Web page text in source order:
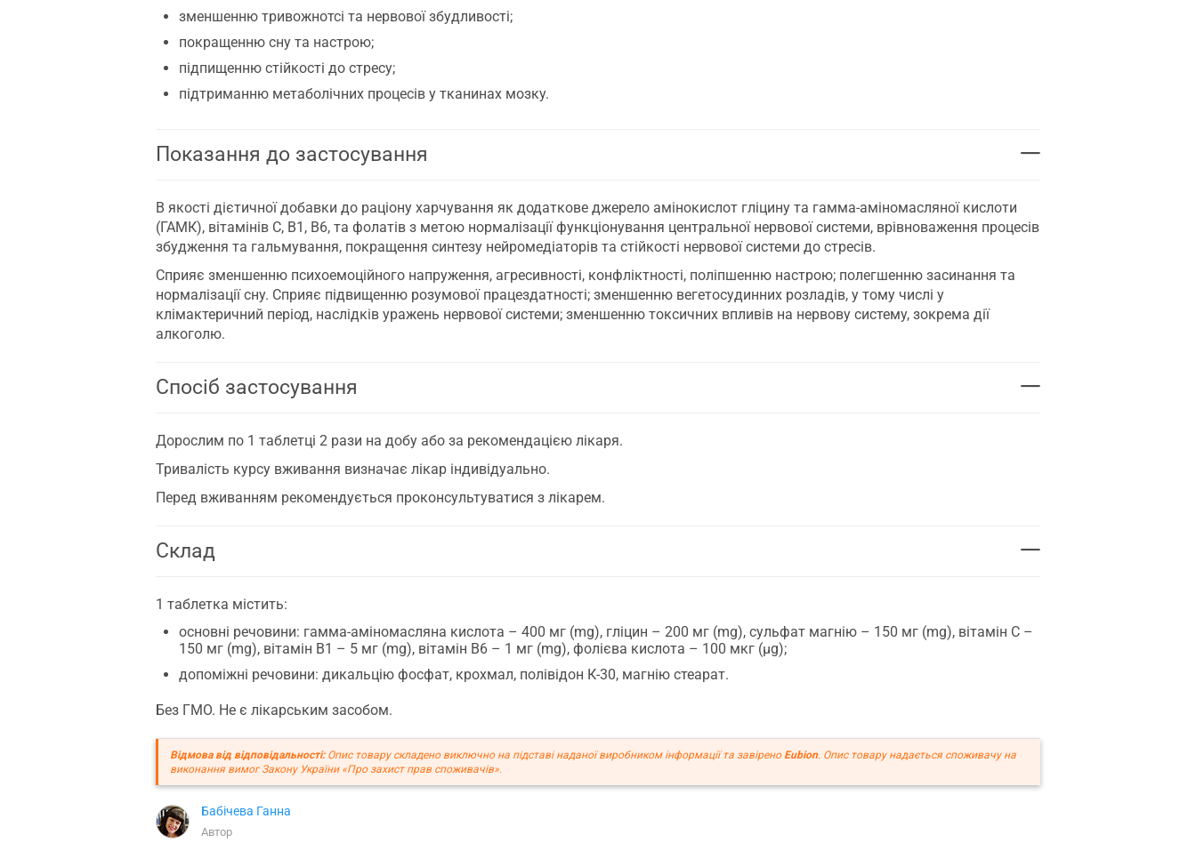
зменшенню тривожнотсі та нервової збудливості;
покращенню сну та настрою;
підпищенню стійкості до стресу;
підтриманню метаболічних процесів у тканинах мозку.
Показання до застосування
В якості дієтичної добавки до раціону харчування як додаткове джерело амінокислот гліцину та гамма-аміномасляної кислоти
(ГАМК), вітамінів С, В1, В6, та фолатів з метою нормалізації функціонування центральної нервової системи, врівноваження процесів
збудження та гальмування, покращення синтезу нейромедіаторів та стійкості нервової системи до стресів.
Сприяє зменшенню психоемоційного напруження, агресивності, конфліктності, поліпшенню настрою; полегшенню засинання та
нормалізації сну. Сприяє підвищенню розумової працездатності; зменшенню вегетосудинних розладів, у тому числі у
клімактеричний період, наслідків уражень нервової системи; зменшенню токсичних впливів на нервову систему, зокрема дії
алкоголю.
Спосіб застосування
Дорослим по 1 таблетці 2 рази на добу або за рекомендацією лікаря.
Тривалість курсу вживання визначає лікар індивідуально.
Перед вживанням рекомендується проконсультуватися з лікарем.
Склад
1 таблетка містить:
основні речовини: гамма-аміномасляна кислота – 400 мг (mg), гліцин – 200 мг (mg), сульфат магнію – 150 мг (mg), вітамін C –
150 мг (mg), вітамін В1 – 5 мг (mg), вітамін В6 – 1 мг (mg), фолієва кислота – 100 мкг (µg);
допоміжні речовини: дикальцію фосфат, крохмал, полівідон К-30, магнію стеарат.
Без ГМО. Не є лікарським засобом.
Відмова від відповідальності:Опис товару складено виключно на підставі наданої виробником інформації та завірено Eubion. Опис товару надається споживачу на
виконання вимог Закону України «Про захист прав споживачів».
Бабічева Ганна
Автор